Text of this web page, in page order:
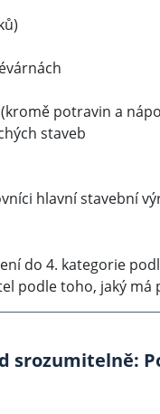
potravin a
staveb
hlavní stavební
do 4. kategorie
podle toho, jaký má
srozumitelně: